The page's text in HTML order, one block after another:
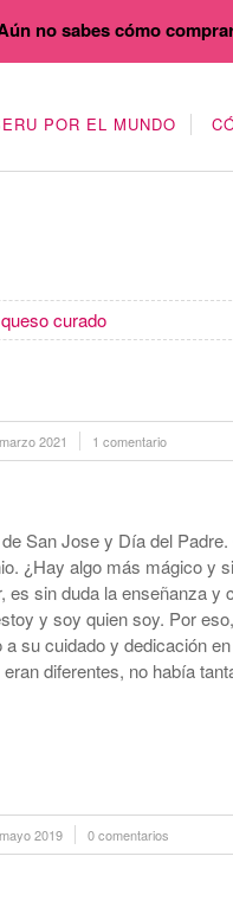
POR EL MUNDO
queso curado
2021 1 comentario
San Jose y Día del
¿Hay algo más mágico y
es sin duda la enseñanza
y soy quien soy. Por
su cuidado y dedicación
diferentes, no había
2019 0 comentarios
no sabes cómo